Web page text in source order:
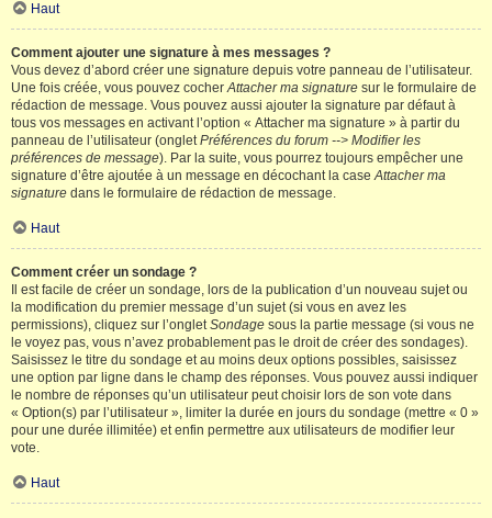
Haut
Comment ajouter une signature à mes messages ?
Vous devez d’abord créer une signature depuis votre panneau de l’utilisateur.
Une fois créée, vous pouvez cocherAttacher ma signature sur le formulaire de
rédaction de message. Vous pouvez aussi ajouter la signature par défaut à
tous vos messages en activant l’option « Attacher ma signature » à partir du
panneau de l’utilisateur (ongletPréférences du forum --> Modifier les
préférences de message). Par la suite, vous pourrez toujours empêcher une
signature d’être ajoutée à un message en décochant la caseAttacher ma
signature dans le formulaire de rédaction de message.
Haut
Comment créer un sondage ?
Il est facile de créer un sondage, lors de la publication d’un nouveau sujet ou
la modification du premier message d’un sujet (si vous en avez les
permissions), cliquez sur l’ongletSondage sous la partie message (si vous ne
le voyez pas, vous n’avez probablement pas le droit de créer des sondages).
Saisissez le titre du sondage et au moins deux options possibles, saisissez
une option par ligne dans le champ des réponses. Vous pouvez aussi indiquer
le nombre de réponses qu’un utilisateur peut choisir lors de son vote dans
« Option(s) par l’utilisateur », limiter la durée en jours du sondage (mettre « 0 »
pour une durée illimitée) et enfin permettre aux utilisateurs de modifier leur
vote.
Haut